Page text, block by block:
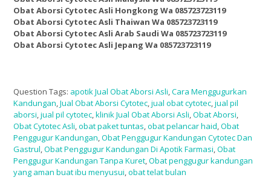
Obat Aborsi Cytotec Asli Hongkong Wa 085723723119
Obat Aborsi Cytotec Asli Thaiwan Wa 085723723119
Obat Aborsi Cytotec Asli Arab Saudi Wa 085723723119
Obat Aborsi Cytotec Asli Jepang Wa 085723723119
Question Tags: apotik Jual Obat Aborsi Asli Cara Menggugurkan
Kandungan Jual Obat Aborsi Cytotec jual obat cytotec jual pil
aborsi jual pil cytotec klinik Jual Obat Aborsi Asli Obat Aborsi
Obat Cytotec Asli obat paket tuntas obat pelancar haid Obat
Penggugur Kandungan Obat Penggugur Kandungan Cytotec Dan
Gastrul Obat Penggugur Kandungan Di Apotik Farmasi Obat
Penggugur Kandungan Tanpa Kuret Obat penggugur kandungan
yang aman buat ibu menyusui obat telat bulan